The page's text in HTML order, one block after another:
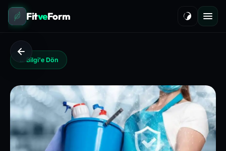
FitveForm
← Bilgi'e Dön